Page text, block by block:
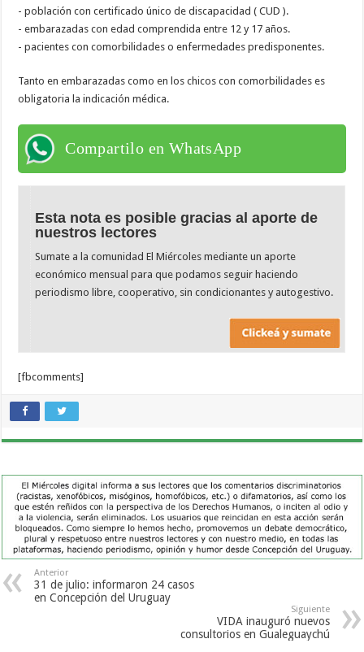
- población con certificado único de discapacidad ( CUD ).
- embarazadas con edad comprendida entre 12 y 17 años.
- pacientes con comorbilidades o enfermedades predisponentes.
Tanto en embarazadas como en los chicos con comorbilidades es
obligatoria la indicación médica.
Compartilo en WhatsApp
Esta nota es posible gracias al aporte de
nuestros lectores
Sumate a la comunidad El Miércoles mediante un aporte
económico mensual para que podamos seguir haciendo
periodismo libre, cooperativo, sin condicionantes y autogestivo.
[fbcomments]
Anterior
31 de julio: informaron 24 casos
en Concepción del Uruguay
Siguiente
VIDA inauguró nuevos
consultorios en Gualeguaychú